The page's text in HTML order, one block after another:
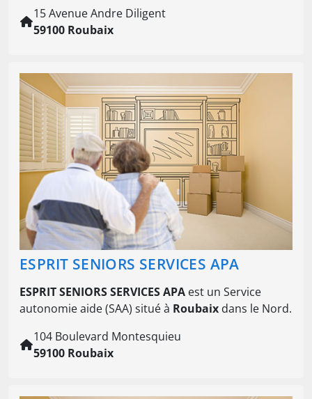
15 Avenue Andre Diligent
59100 Roubaix
ESPRIT SENIORS SERVICES APA
ESPRIT SENIORS SERVICES APA est un Service
autonomie aide (SAA) situé à Roubaix dans le Nord.
104 Boulevard Montesquieu
59100 Roubaix